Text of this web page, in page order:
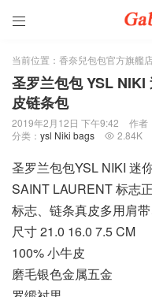

当前位置： 香奈兒包包官方旗艦
圣罗兰包包 YSL NIKI
皮链条包
2019年2月12日 下午9:42 作者
分类： ysl Niki bags  2.84K
圣罗兰包包YSL NIKI 迷
SAINT LAURENT 标志
标志、链条真皮多用肩
尺寸 21.0 16.0 7.5 CM
100% 小牛皮
磨毛银色金属五金